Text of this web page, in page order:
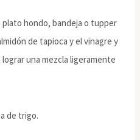
plato hondo, bandeja o tupper
de tapioca y el vinagre y
una mezcla ligeramente
de trigo.